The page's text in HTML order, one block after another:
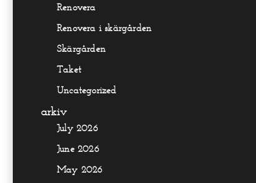
Renovera
Renovera i skärgården
Skärgården
Taket
Uncategorized
arkiv
July 2026
June 2026
May 2026